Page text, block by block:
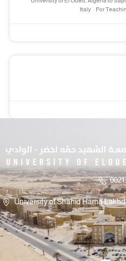
Italy For
University of Shahid Hama